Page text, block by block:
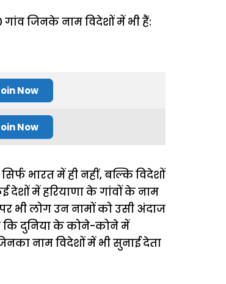
Now
Now
भारत में ही नहीं, बल्कि विदेशों
में हरियाणा के गांवों के नाम
भी लोग उन नामों को उसी अंदाज
कि दुनिया के कोने-कोने में
नाम विदेशों में भी सुनाई देता